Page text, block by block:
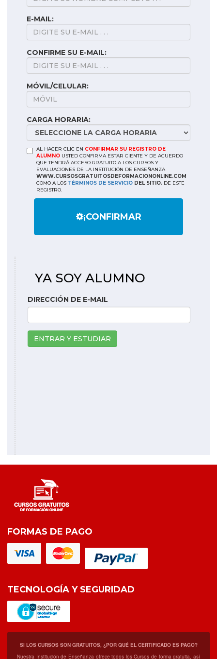
E-MAIL:
CONFIRME SU E-MAIL:
MÓVIL/CELULAR:
CARGA HORARIA:
AL HACER CLIC EN CONFIRMAR SU REGISTRO DE
ALUMNO USTED CONFIRMA ESTAR CIENTE Y DE ACUERDO
QUE TENDRÁ ACCESO GRATUITO A LOS CURSOS Y
EVALUACIONES DE LA INSTITUCIÓN DE ENSEÑANZA
WWW.CURSOSGRATUITOSDEFORMACIONONLINE.COM
COMO A LOS TÉRMINOS DE SERVICIO DEL SITIO. DE ESTE
REGISTRO.
¡CONFIRMAR
YA SOY ALUMNO
DIRECCIÓN DE E-MAIL
ENTRAR Y ESTUDIAR
FORMAS DE PAGO
TECNOLOGÍA Y SEGURIDAD
SI LOS CURSOS SON GRATUITOS, ¿POR QUÉ EL CERTIFICADO ES PAGO?
Nuestra Institución de Enseñanza ofrece todos los Cursos de forma gratuita, así